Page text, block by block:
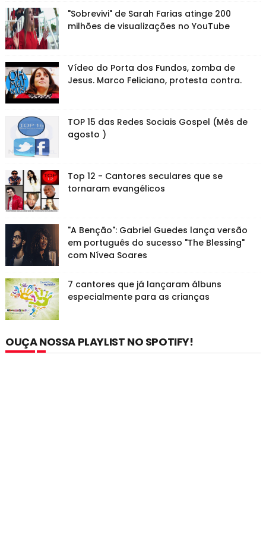
"Sobrevivi" de Sarah Farias atinge 200
milhões de visualizações no YouTube
Vídeo do Porta dos Fundos, zomba de
Jesus. Marco Feliciano, protesta contra.
TOP 15 das Redes Sociais Gospel (Mês de
agosto )
Top 12 - Cantores seculares que se
tornaram evangélicos
"A Benção": Gabriel Guedes lança versão
em português do sucesso "The Blessing"
com Nívea Soares
7 cantores que já lançaram álbuns
especialmente para as crianças
OUÇA NOSSA PLAYLIST NO SPOTIFY!